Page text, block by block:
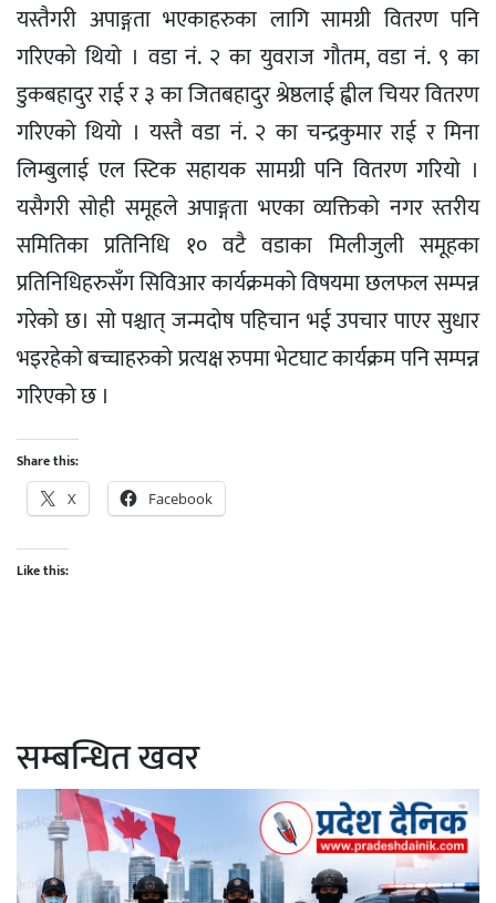
यस्तैगरी अपाङ्गता भएकाहरुका लागि सामग्री वितरण पनि
गरिएको थियो । वडा नं. २ का युवराज गौतम, वडा नं. ९ का
डुकबहादुर राई र ३ का जितबहादुर श्रेष्ठलाई ह्वील चियर वितरण
गरिएको थियो । यस्तै वडा नं. २ का चन्द्रकुमार राई र मिना
लिम्बुलाई एल स्टिक सहायक सामग्री पनि वितरण गरियो ।
यसैगरी सोही समूहले अपाङ्गता भएका व्यक्तिको नगर स्तरीय
समितिका प्रतिनिधि १० वटै वडाका मिलीजुली समूहका
प्रतिनिधिहरुसँग सिविआर कार्यक्रमको विषयमा छलफल सम्पन्न
गरेको छ। सो पश्चात् जन्मदोष पहिचान भई उपचार पाएर सुधार
भइरहेको बच्चाहरुको प्रत्यक्ष रुपमा भेटघाट कार्यक्रम पनि सम्पन्न
गरिएको छ ।
Share this:
X Facebook
Like this:
सम्बन्धित खवर